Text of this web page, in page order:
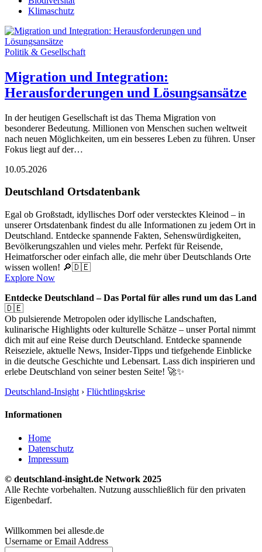
Klimaschutz
Politik & Gesellschaft
Migration und Integration:
Herausforderungen und Lösungsansätze
In der heutigen Gesellschaft ist das Thema Migration von
besonderer Bedeutung. Millionen von Menschen suchen weltweit
nach neuen Möglichkeiten, um ein besseres Leben zu führen. Unser
Fokus liegt auf der…
10.05.2026
Deutschland Ortsdatenbank
Egal ob Großstadt, idyllisches Dorf oder verstecktes Kleinod – in
unserer Ortsdatenbank findest du alle Informationen zu jedem Ort in
Deutschland. Entdecke spannende Fakten, Sehenswürdigkeiten,
Bevölkerungszahlen und vieles mehr. Perfekt für Reisende,
Heimatforscher oder einfach alle, die mehr über Deutschlands Orte
wissen wollen! 🔎🇩🇪
Explore Now
Entdecke Deutschland – Das Portal für alles rund um das Land
🇩🇪
Ob pulsierende Metropolen oder idyllische Landschaften,
kulinarische Highlights oder kulturelle Schätze – unser Portal nimmt
dich mit auf eine Reise durch Deutschland. Entdecke spannende
Reiseziele, aktuelle News, Insider-Tipps und tiefgehende Einblicke
in die deutsche Geschichte und Lebensart. Lass dich inspirieren und
erlebe Deutschland von seiner besten Seite! 🚀✨
Deutschland-Insight › Flüchtlingskrise
Informationen
Home
Datenschutz
Impressum
© deutschland-insight.de Network 2025
Alle Rechte vorbehalten. Nutzung ausschließlich für den privaten
Eigenbedarf.
Willkommen bei allesde.de
Username or Email Address